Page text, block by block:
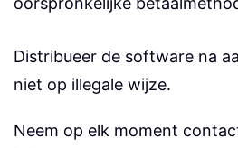
Distribueer de software na
niet op illegale wijze.
Neem op elk moment